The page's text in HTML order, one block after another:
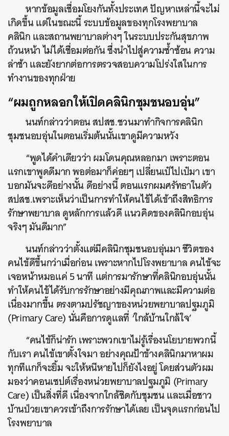
หากข้อมูลเชื่อมโยงกันทั้งประเทศ ปัญหาเหล่านี้จะไม่
เกิดขึ้น แต่ในขณะนี้ ระบบข้อมูลของทุกโรงพยาบาล
คลินิก และสถานพยาบาลต่างๆ ในระบบประกันสุขภาพ
ถ้วนหน้า ไม่ได้เชื่อมต่อกัน ซึ่งนำไปสู่ความซ้ำซ้อน ความ
ล่าช้า และยังยากต่อการตรวจสอบความโปร่งใสในการ
ทำงานของทุกฝ่าย
“ผมถูกหลอกให้เปิดคลินิกชุมชนอบอุ่น”
นนท์กล่าวว่าตอน สปสช.ชวนมาทำกิจการคลินิก
ชุมชนอบอุ่นในตอนเริ่มต้นนั้นเขาดูมีความหวัง
“พูดได้คำเดียวว่า ผมโดนคุณหลอกมา เพราะตอน
แรกเขาพูดดีมาก พอต่อมาก็ค่อยๆ เปลี่ยนเป๋ไปเป๋มา เขา
บอกมันจะดีอย่างนั้น ดีอย่างนี้ ตอนแรกผมศรัทธาในตัว
สปสช.เพราะเห็นว่าเป็นการทำให้คนไข้ได้เข้าถึงสิทธิการ
รักษาพยาบาล ดูหลักการแล้วดี แนวคิดของคลินิกอบอุ่น
จริงๆ มันดีมาก”
นนท์กล่าวว่าตั้งแต่มีคลินิกชุมชนอบอุ่นมา ชีวิตของ
คนไข้ดีขึ้นกว่าเมื่อก่อน เพราะหากไปโรงพยาบาล คนไข้จะ
เจอหน้าหมอแค่ 5 นาที แต่การมารักษาที่คลินิกอบอุ่นนั้น
ทำให้คนไข้ได้รับการรักษาอย่างมีคุณภาพและมีความต่อ
เนื่องมากขึ้น ตรงตามปรัชญาของหน่วยพยาบาลปฐมภูมิ
(Primary Care) นั่นคือการดูแลที่ ‘ใกล้บ้านใกล้ใจ’
“คนไข้ก็น่ารัก เพราะพวกเขาไม่รู้เรื่องนโยบายพวกนี้
กับเรา คนไข้เขาตั้งใจมา อย่างคุณป้าข้างคลินิกมาหาผม
ทุกทีแกก็จะยิ้ม จะให้หนีหายไปก็ยังไงอยู่ โดยส่วนตัวผม
มองว่าคอนเซปต์เรื่องหน่วยพยาบาลปฐมภูมิ (Primary
Care) เป็นสิ่งที่ดี เนื่องจากใกล้ชิดกับชุมชน และเมื่อชาว
บ้านป่วยเขาควรเข้าถึงการรักษาได้เลย เป็นจุดแรกก่อนไป
โรงพยาบาล